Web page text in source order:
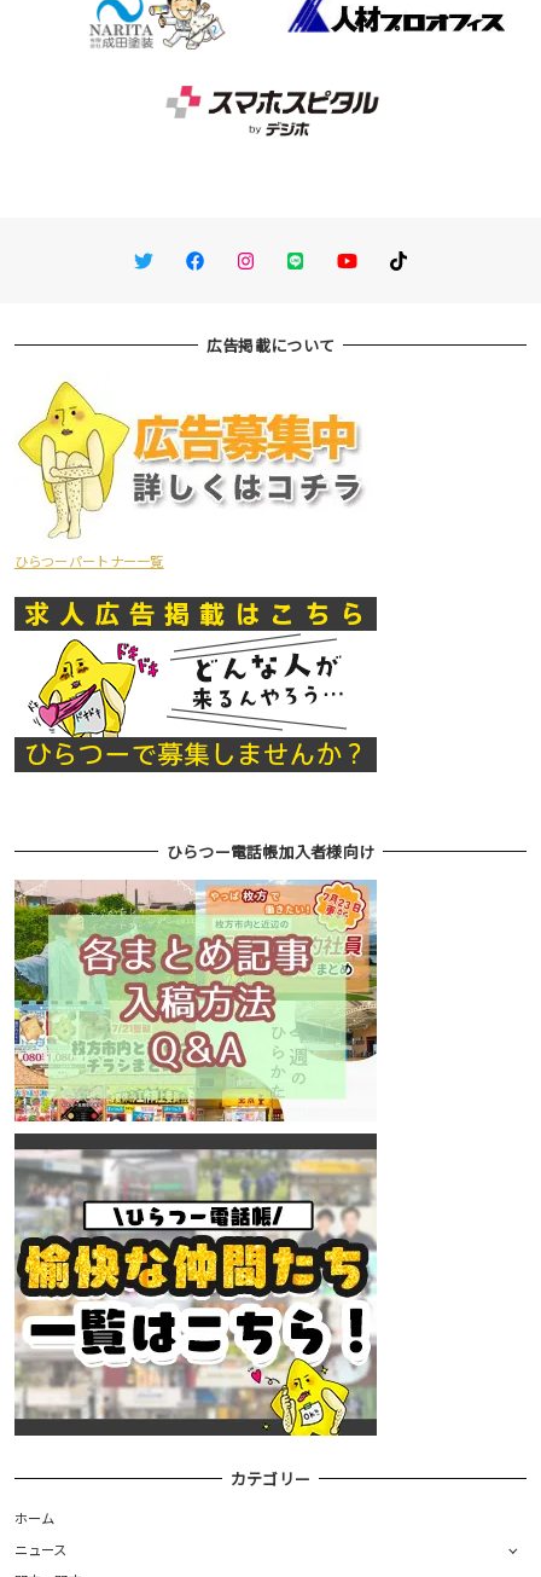
TwitterFacebookInstagram
LINE You TubeTikTok
広告掲載について
ひらつーパートナー一覧
ひらつー電話帳加入者様向け
カテゴリー
ホーム
ニュース